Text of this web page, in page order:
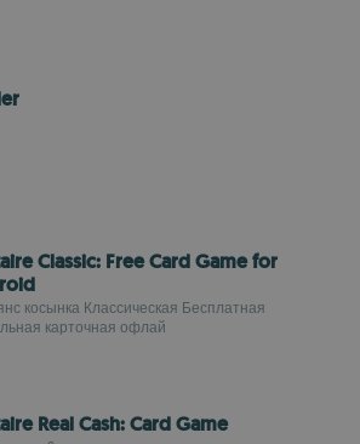
Classic: Free Card Game for
косынка Классическая Бесплатная
карточная офлай
Real Cash: Card Game